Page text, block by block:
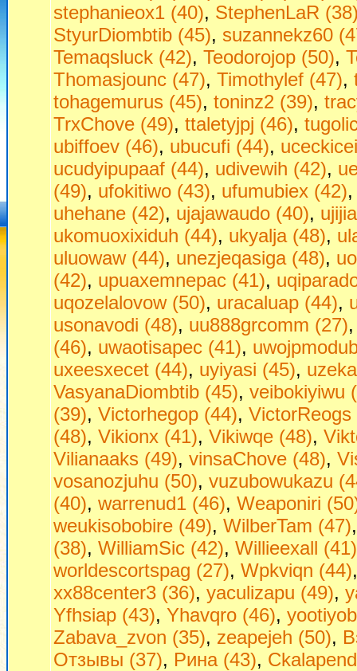
stephanieox1 (40), StephenLaR
StyurDiombtib (45), suzannekz60
Temaqsluck (42), Teodorojop (50),
Thomasjounc (47), Timothylef (47),
tohagemurus (45), toninz2 (39),
TrxChove (49), ttaletyjpj (46),
ubiffoev (46), ubucufi (44),
ucudyipupaaf (44), udivewih (42),
(49), ufokitiwo (43), ufumubiex (42)
uhehane (42), ujajawaudo (40),
ukomuoxixiduh (44), ukyalja (48),
uluowaw (44), unezjeqasiga (48),
(42), upuaxemnepac (41),
uqozelalovow (50), uracaluap (44),
usonavodi (48), uu888grcomm (27)
(46), uwaotisapec (41),
uxeesxecet (44), uyiyasi (45),
VasyanaDiombtib (45), veibokiyiwu
(39), Victorhegop (44), VictorReogs
(48), Vikionx (41), Vikiwqe (48),
Vilianaaks (49), vinsaChove (48),
vosanozjuhu (50), vuzubowukazu
(40), warrenud1 (46), Weaponiri
weukisobobire (49), WilberTam (47)
(38), WilliamSic (42), Willieexall (41)
worldescortspag (27), Wpkviqn (44)
xx88center3 (36), yaculizapu (49),
Yfhsiap (43), Yhavqro (46),
Zabava_zvon (35), zeapejeh (50),
Отзывы (37), Рина (43),